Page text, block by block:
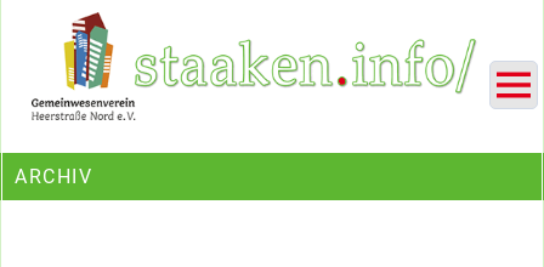
Ein Projekt des Gemeinwesenvereins Heerstraße Nord
ARCHIV